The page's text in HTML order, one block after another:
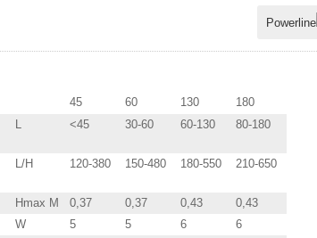
Powerline
45 60 130
180
L <45 30-60 60-130 80-180
L/H 120-380 150-480 180-550 210-650
Hmax M 0,37 0,37 0,43
0,43
W 5 5 6
6